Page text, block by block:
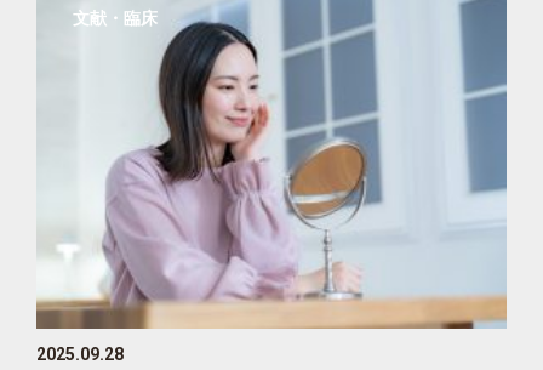
文献・臨床
2025.09.28